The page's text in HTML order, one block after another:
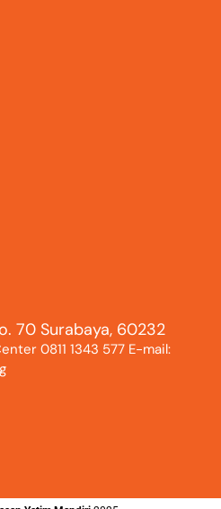
70 Surabaya, 60232
0811 1343 577 E-mail: